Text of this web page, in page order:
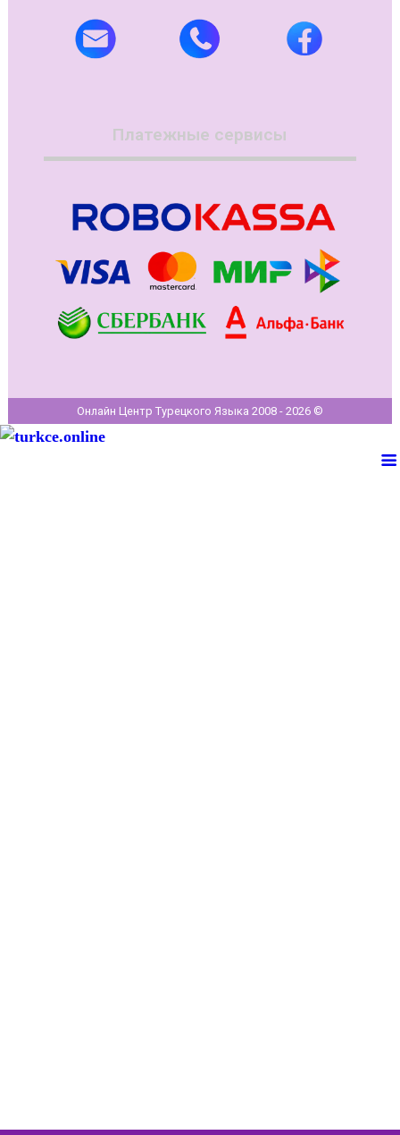
Платежные сервисы
Онлайн Центр Турецкого Языка 2008 - 2026 ©